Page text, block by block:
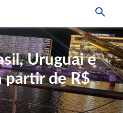
Uruguai e
partir de R$